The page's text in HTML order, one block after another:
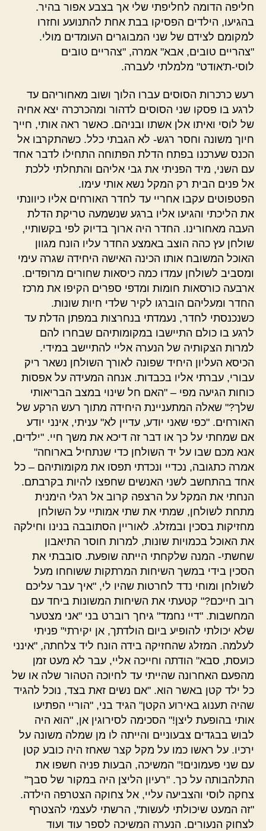
חליפה הדומה לחליפתי שלי אך בצבע אפור בהיר.
בהגיעו, הילדים הפסיקו בבת אחת להתנועע וחזרו
למקומם לצידם של שני המבוגרים העומדים מולי.
"צהריים טובים, אבא" אמרה, "צהריים טובים
לוסי-ת'אודט" מלמלתי לעברה.
רעש כרכרות הסוסים עברו הלוך ושוב מאחוריהם עד
לרגע בו פסקו שני הסוסים לדהור ומהכרכרה יצא אחיה
של לוסי ואיתו אלן אשתו ובניהם. כאשר ראה אותי, חייך
חיוך משונה וחסר רגש- לא הגבתי כלל. כשהתקרבו אל
הכנס שערכנו בפתח הדלת הפתוחה התחילו לדבר אחד
עם השני, מיד הפניתי את גבי אליהם והתחלתי ללכת
אל פנים הבית רק המקל נשא אותי עימו.
הפטפוטים עקבו אחריי עד לחדר האורחים אליו כיוונתי
את הליכתי והגיעו אליו ברגע שנשמעה טריקת הדלת
העבה מאחורינו. החדר היה ארוך בדיוק לפי בקשותיי,
שולחן עץ כהה הוצב באמצע החדר עליו הונח מגוון
האוכל המשובח אותו הכינה האישה היחידה שגרה עימי
ומסביב לשולחן עמדו כמה כיסאות שחורים מרופדים.
ארבעה כורסאות חומות ומדפי ספרים הקיפו את מרכז
החדר ומעליהם הוברגו לקיר שלדי חיות שונות.
כשנכנסתי לחדר, נעמדתי בנחרצות במפתן הדלת עד
לרגע בו כולם התיישבו במקומותיהם שבחרו להם
למרות הצקותיה של הנערה אליי להתיישב במידי.
הכיסא העליון היחיד שפונה לאורך השולחן נשאר ריק
עבורי, עברתי אליו בכבדות. אנחה המעידה על אפסות
כוחות הגיעה מפי – "האם חל שינוי במצב הבריאותי
שלך?" שאלה המתעניינת היחידה מתוך רעש הרקע של
האורחים. "כפי שאני יודע, עדיין לא" עניתי, אינני יודע
אם שמחתי על כך או דבר זה דיכא את משך חיי. "ילדים,
אנא מכם שבו על יד השולחן כדי שנתחיל בארוחה"
אמרה כתגובה, נכדיי ונכדתי תפסו את מקומותיהם – כל
אחד בהתחשב לשני האנשים שחפצו להיות בקרבתם.
הנחתי את המקל על הרצפה קרוב אל רגלי הימנית
מתחת לשולחן, שמתי את שתי אמותיי על השולחן
מחזיקות בסכין ובמזלג. לאוריין הסתובבה בנינו וחילקה
את האוכל בכמויות שונות, למרות חוסר התיאבון
שחשתי- המנה שלקחתי הייתה שופעת. סובבתי את
הסכין בידי במשך השיחות המרתקות ששוחחו מעל
לשולחן ומוחי נדד לחרטות שהיו לי, "איך עבר עליכם
רוב חייכם?" קטעתי את השיחות המשונות ביחד עם
המחשבות. "דיי נחמד" גיחך רוברט בני "אני מצטער
שלא יכולתי להופיע ביום הולדתך, אן יקירתי" פניתי
לעלמה. המזלג שהחזיקה בידה הונח ליד צלחתה, "אינני
כועסת, סבא" הודתה וחייכה אליי, עבר לא מעט זמן
מהפעם האחרונה שהייתי עד לחיוכה הטהור שלה או של
כל ילד קטן באשר הוא. "אם נשים זאת בצד, נוכל להגיד
שהיה תענוג באירוע הקטן" הגיד בני, "הוריי הפתיעו
אותי בהופעת ליצן!" הסכימה לסירוגין אן, "הוא היה
לבוש בבגדים צבעוניים והייתה לו מן שמלה משונה על
ירכיו. על ראשו כמו על מקל קצר שאחז היה כובע קטן
עם שני פעמונים!" המשיכה, הבעות פניה חשפו את
התלהבותה על כך. "רעיון הליצן היה במקור של סבך"
צחקה לוסי והצביעה עליי, אל צחוקה הצטרפה הילדה.
"זה המעט שיכולתי לעשות", הרשתי לעצמי להצטרף
לצחוק הנעורים. הנערה המשיכה לספר עוד ועוד